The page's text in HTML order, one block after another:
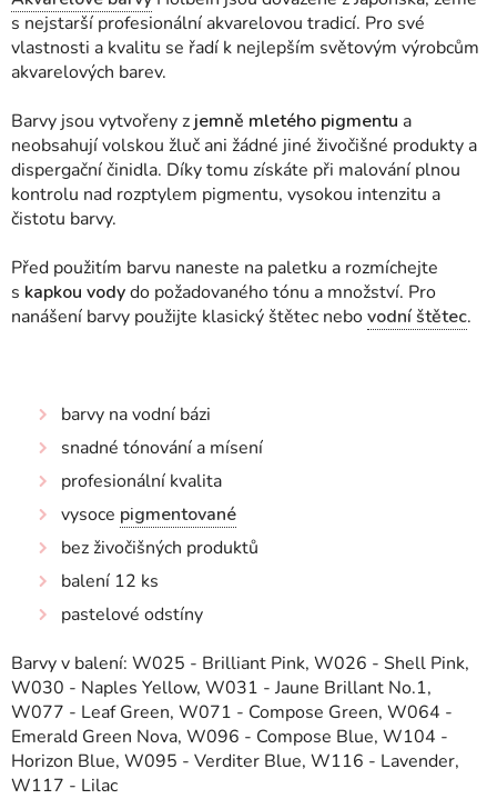
s nejstarší profesionální akvarelovou tradicí. Pro své
vlastnosti a kvalitu se řadí k nejlepším světovým výrobcům
akvarelových barev.
Barvy jsou vytvořeny z jemně mletého pigmentu a
neobsahují volskou žluč ani žádné jiné živočišné produkty a
dispergační činidla. Díky tomu získáte při malování plnou
kontrolu nad rozptylem pigmentu, vysokou intenzitu a
čistotu barvy.
Před použitím barvu naneste na paletku a rozmíchejte
s kapkou vodydo požadovaného tónu a množství. Pro
nanášení barvy použijte klasický štětec nebovodní štětec.
barvy na vodní bázi
snadné tónování a mísení
profesionální kvalita
vysoce pigmentované
bez živočišných produktů
balení 12 ks
pastelové odstíny
Barvy v balení: W025 - Brilliant Pink, W026 - Shell Pink,
W030 - Naples Yellow, W031 - Jaune Brillant No.1,
W077 - Leaf Green, W071 - Compose Green, W064 -
Emerald Green Nova, W096 - Compose Blue, W104 -
Horizon Blue, W095 - Verditer Blue, W116 - Lavender,
W117 - Lilac